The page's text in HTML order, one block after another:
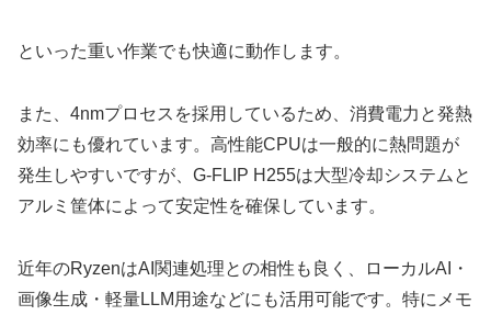
といった重い作業でも快適に動作します。
また、4nmプロセスを採用しているため、消費電力と発熱
効率にも優れています。高性能CPUは一般的に熱問題が
発生しやすいですが、G-FLIP H255は大型冷却システムと
アルミ筐体によって安定性を確保しています。
近年のRyzenはAI関連処理との相性も良く、ローカルAI・
画像生成・軽量LLM用途などにも活用可能です。特にメモ